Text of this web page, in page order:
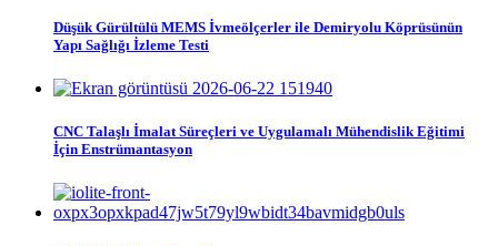
Düşük Gürültülü MEMS İvmeölçerler ile Demiryolu Köprüsünün
Yapı Sağlığı İzleme Testi
CNC Talaşlı İmalat Süreçleri ve Uygulamalı Mühendislik Eğitimi
İçin Enstrümantasyon